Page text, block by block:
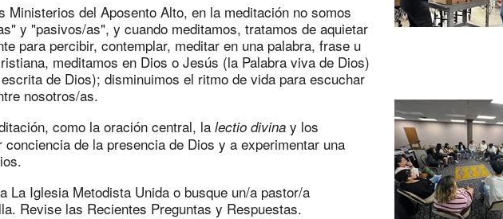
Ministerios del Aposento Alto, en la meditación no somos
y "pasivos/as", y cuando meditamos, tratamos de aquietar
para percibir, contemplar, meditar en una palabra, frase u
meditamos en Dios o Jesús (la Palabra viva de Dios)
de Dios); disminuimos el ritmo de vida para escuchar
nosotros/as.
como la oración central, la lectio divina y los
de la presencia de Dios y a experimentar una
La Iglesia Metodista Unida o busque un/a pastor/a
Revise las Recientes Preguntas y Respuestas.